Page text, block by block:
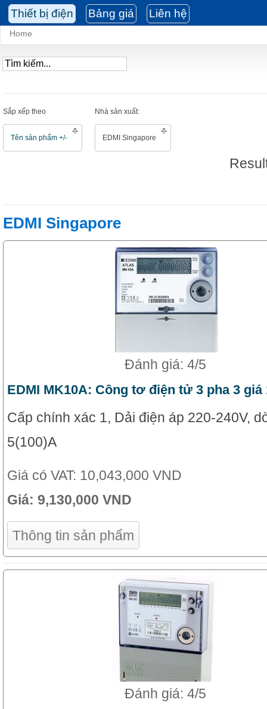
Thiết bị điện Bảng giá Liên hệ
Home
Sắp xếp theo
Tên sản phẩm +/-
Nhà sản xuất:
EDMI Singapore
EDMI Singapore
Đánh giá: 4/5
EDMI MK10A: Công tơ điện tử 3 pha 3 giá
Cấp chính xác 1, Dải điện áp 220-240V,
5(100)A
Giá có VAT: 10,043,000 VND
Giá: 9,130,000 VND
Thông tin sản phẩm
Đánh giá: 4/5